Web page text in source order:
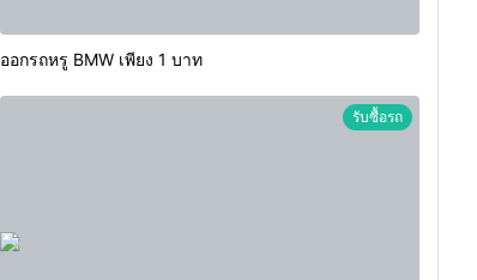
ออกรถหรู BMW เพียง 1 บาท
รับซื้อรถ